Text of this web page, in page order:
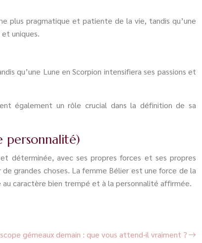
plus pragmatique et patiente de la vie, tandis qu’une
uniques.
qu’une Lune en Scorpion intensifiera ses passions et
également un rôle crucial dans la définition de sa
personnalité)
déterminée, avec ses propres forces et ses propres
grandes choses. La femme Bélier est une force de la
au caractère bien trempé et à la personnalité affirmée.
gémeaux demain : que vous attend-il vraiment ?